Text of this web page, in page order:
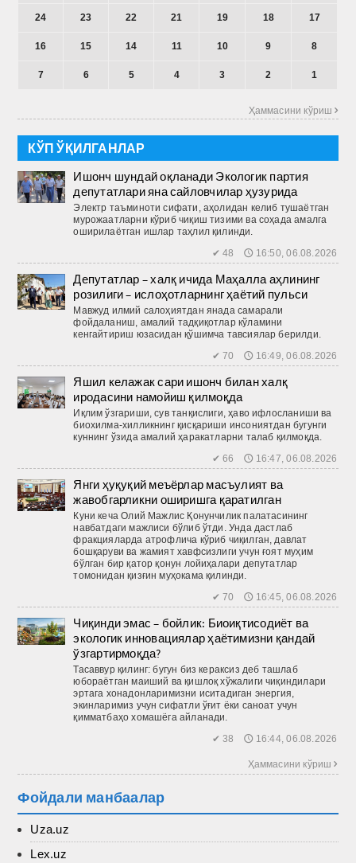
24 23 22 21 19 18 17
16 15 14 11 10 9 8
7 6 5 4 3 2 1
Ҳаммасини кўриш 
КЎП ЎҚИЛГАНЛАР
Ишонч шундай оқланади Экологик партия
депутатлари яна сайловчилар ҳузурида
Электр таъминоти сифати, аҳолидан келиб тушаётган
мурожаатларни кўриб чиқиш тизими ва соҳада амалга
оширилаётган ишлар таҳлил қилинди.
✔ 48 🕔 16:50, 06.08.2026
Депутатлар – халқ ичида Маҳалла аҳлининг
розилиги – ислоҳотларнинг ҳаётий пульси
Мавжуд илмий салоҳиятдан янада самарали
фойдаланиш, амалий тадқиқотлар кўламини
кенгайтириш юзасидан қўшимча тавсиялар берилди.
✔ 70 🕔 16:49, 06.08.2026
Яшил келажак сари ишонч билан халқ
иродасини намойиш қилмоқда
Иқлим ўзгариши, сув танқислиги, ҳаво ифлосланиши ва
биохилма-хилликнинг қисқариши инсониятдан бугунги
куннинг ўзида амалий ҳаракатларни талаб қилмоқда.
✔ 66 🕔 16:47, 06.08.2026
Янги ҳуқуқий меъёрлар масъулият ва
жавобгарликни оширишга қаратилган
Куни кеча Олий Мажлис Қонунчилик палатасининг
навбатдаги мажлиси бўлиб ўтди. Унда дастлаб
фракцияларда атрофлича кўриб чиқилган, давлат
бошқаруви ва жамият хавфсизлиги учун ғоят муҳим
бўлган бир қатор қонун лойиҳалари депутатлар
томонидан қизғин муҳокама қилинди.
✔ 70 🕔 16:45, 06.08.2026
Чиқинди эмас – бойлик: Биоиқтисодиёт ва
экологик инновациялар ҳаётимизни қандай
ўзгартирмоқда?
Тасаввур қилинг: бугун биз кераксиз деб ташлаб
юбораётган маиший ва қиш­лоқ хўжалиги чиқиндилари
эртага хонадонларимизни иситадиган энергия,
экинларимиз учун сифатли ўғит ёки саноат учун
қимматбаҳо хомашёга айланади.
✔ 38 🕔 16:44, 06.08.2026
Ҳаммасини кўриш 
Фойдали манбаалар
Uza.uz
Lex.uz